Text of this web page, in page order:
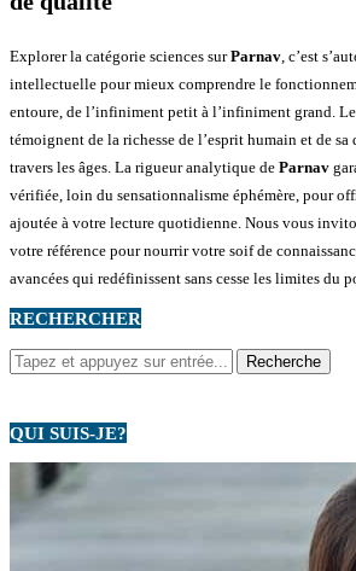
Explorer la catégorie sciences surParnav, c’est
intellectuelle pour mieux comprendre le
entoure, de l’infiniment petit à l’infiniment grand.
témoignent de la richesse de l’esprit humain et de sa
travers les âges. La rigueur analytique de Parnav
vérifiée, loin du sensationnalisme éphémère, pour
ajoutée à votre lecture quotidienne. Nous vous
votre référence pour nourrir votre soif de
avancées qui redéfinissent sans cesse les limites du
RECHERCHER
QUI SUIS-JE?